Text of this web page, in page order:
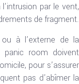
par le vent,
de fragment.
à l’externe de la
room doivent
pour s’assurer
pas d’abîmer la